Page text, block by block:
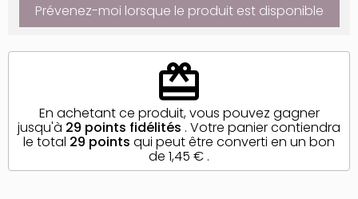
Prévenez-moi lorsque le produit est disponible
redeem
En achetant ce produit, vous pouvez gagner
jusqu'à 29 points fidélités . Votre panier contiendra
le total 29 points qui peut être converti en un bon
de 1,45 € .